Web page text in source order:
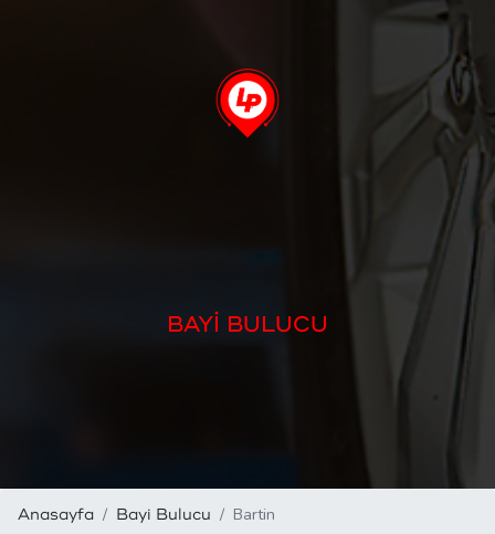
BAYİ BULUCU
Anasayfa Bayi Bulucu Bartin